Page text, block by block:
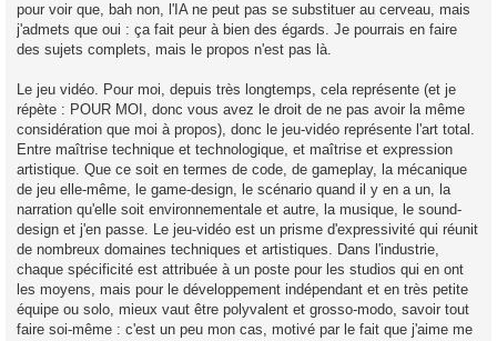
pour voir que, bah non, l'IA ne peut pas se substituer au cerveau, mais
j'admets que oui : ça fait peur à bien des égards. Je pourrais en faire
des sujets complets, mais le propos n'est pas là.
Le jeu vidéo. Pour moi, depuis très longtemps, cela représente (et je
répète : POUR MOI, donc vous avez le droit de ne pas avoir la même
considération que moi à propos), donc le jeu-vidéo représente l'art total.
Entre maîtrise technique et technologique, et maîtrise et expression
artistique. Que ce soit en termes de code, de gameplay, la mécanique
de jeu elle-même, le game-design, le scénario quand il y en a un, la
narration qu'elle soit environnementale et autre, la musique, le sound-
design et j'en passe. Le jeu-vidéo est un prisme d'expressivité qui réunit
de nombreux domaines techniques et artistiques. Dans l'industrie,
chaque spécificité est attribuée à un poste pour les studios qui en ont
les moyens, mais pour le développement indépendant et en très petite
équipe ou solo, mieux vaut être polyvalent et grosso-modo, savoir tout
faire soi-même : c'est un peu mon cas, motivé par le fait que j'aime me